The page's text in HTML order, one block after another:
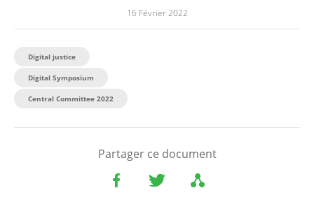
16 Février 2022
Digital justice
Digital Symposium
Central Committee 2022
Partager ce document